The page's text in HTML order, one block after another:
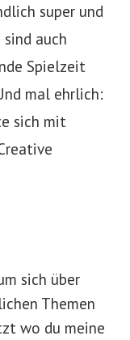
super und
auch
Spielzeit
mal ehrlich:
sich mit
sich über
Themen
wo du meine